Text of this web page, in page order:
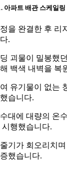
아파트 배관 스케일
을 완결한 후 리
.
괴물이 밀봉했
백색 내벽을 복
유기물이 없는
습니다.
대에 대량의 온
시행했습니다.
기가 회오리치
했습니다.